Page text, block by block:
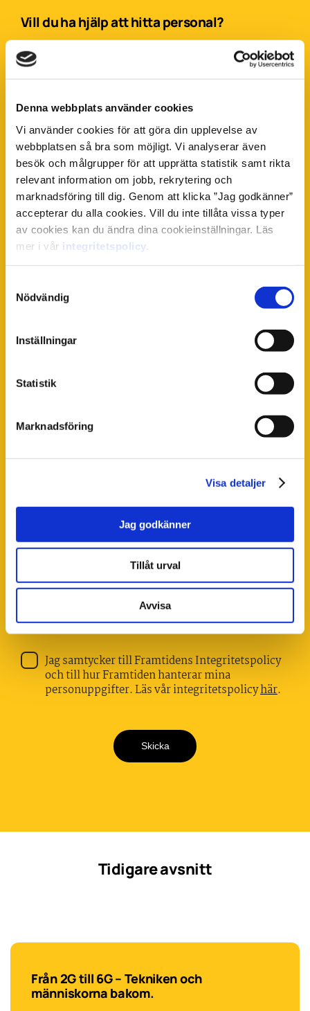
Denna webbplats använder cookies
Vi använder cookies för att göra din upplevelse av
webbplatsen så bra som möjligt. Vi analyserar även
besök och målgrupper för att upprätta statistik samt rikta
relevant information om jobb, rekrytering och
marknadsföring till dig. Genom att klicka ”Jag godkänner”
accepterar du alla cookies. Vill du inte tillåta vissa typer
av cookies kan du ändra dina cookieinställningar. Läs
mer i vår integritetspolicy.
Nödvändig
Inställningar
Statistik
Marknadsföring
Visa detaljer
Jag godkänner
Tillåt urval
Avvisa
Vill du ha hjälp att hitta personal?
Förnamn
Efternamn *
Telefonnummer*
E-post*
Ort*
Företag*
Meddelande
Jag samtycker till Framtidens Integritetspolicy
och till hur Framtiden hanterar mina
personuppgifter. Läs vår integritetspolicyhär.
Skicka
Tidigare avsnitt
Från 2G till 6G – Tekniken och
människorna bakom.